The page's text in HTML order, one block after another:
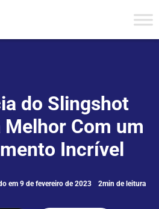
do Slingshot
Com um
Incrível
em 9 de fevereiro de 2023 2min de leitura